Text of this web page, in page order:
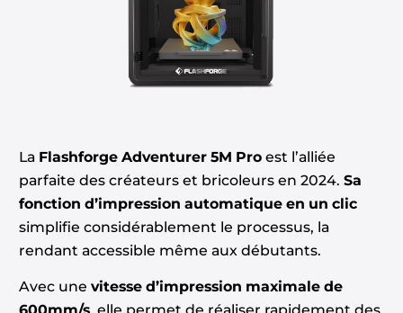
La Flashforge Adventurer 5M Proest l’alliée
parfaite des créateurs et bricoleurs en 2024. Sa
fonction d’impression automatique en un clic
simplifie considérablement le processus, la
rendant accessible même aux débutants.
Avec une vitesse d’impression maximale de